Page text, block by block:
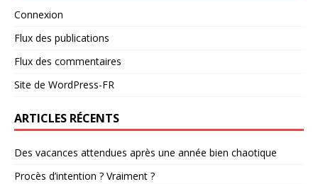
Connexion
Flux des publications
Flux des commentaires
Site de WordPress-FR
ARTICLES RÉCENTS
Des vacances attendues après une année bien chaotique
Procès d’intention ? Vraiment ?